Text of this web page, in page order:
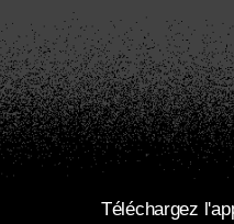
Téléchargez